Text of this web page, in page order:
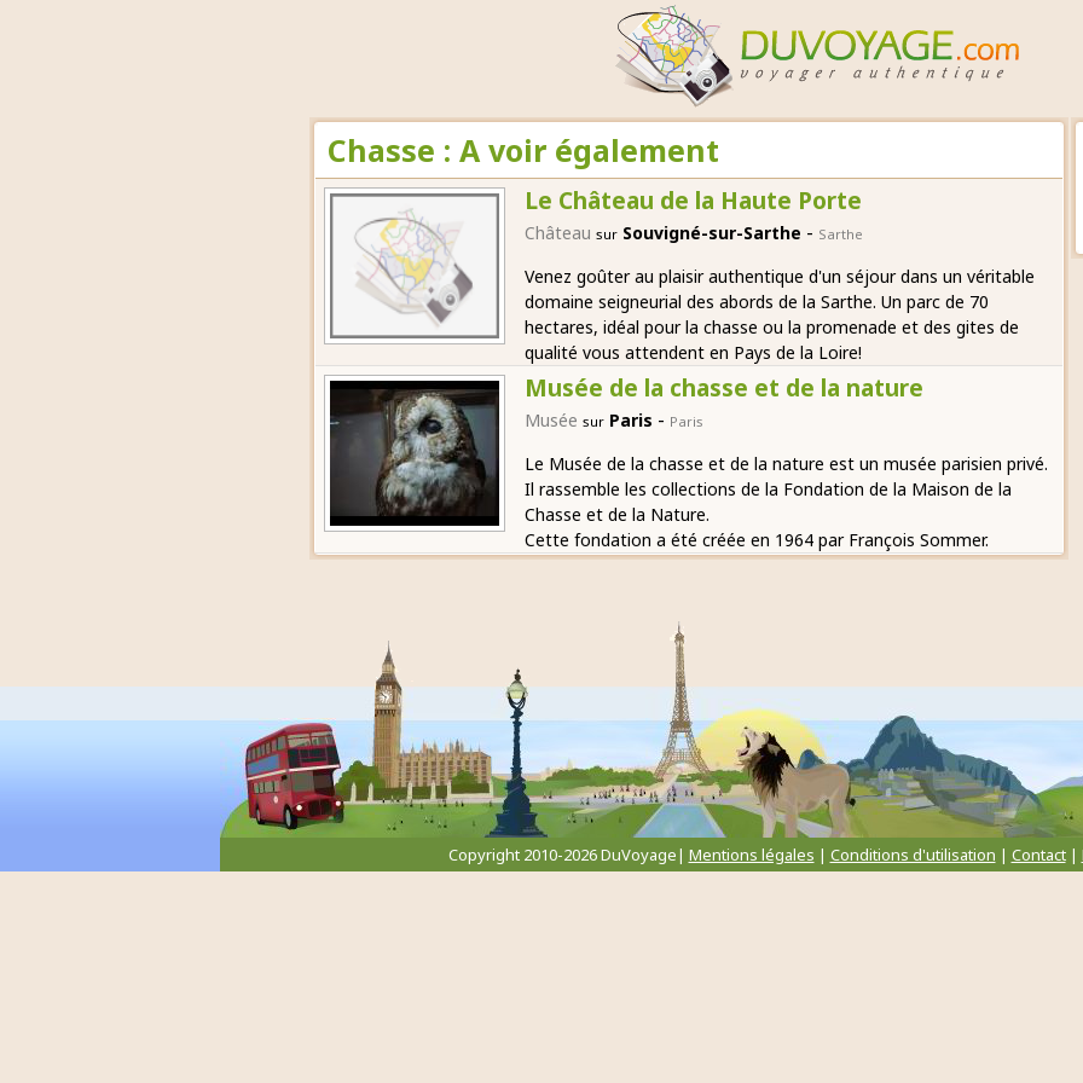
Chasse : A voir également
Le Château de la Haute Porte
Château sur Souvigné-sur-Sarthe - Sarthe
Venez goûter au plaisir authentique d'un séjour dans un véritable
domaine seigneurial des abords de la Sarthe. Un parc de 70
hectares, idéal pour la chasse ou la promenade et des gites de
qualité vous attendent en Pays de la Loire!
Musée de la chasse et de la nature
Musée sur Paris - Paris
Le Musée de la chasse et de la nature est un musée parisien privé.
Il rassemble les collections de la Fondation de la Maison de la
Chasse et de la Nature.
Cette fondation a été créée en 1964 par François Sommer.
Copyright 2010-2026 DuVoyage| Mentions légales | Conditions d'utilisation | Contact|